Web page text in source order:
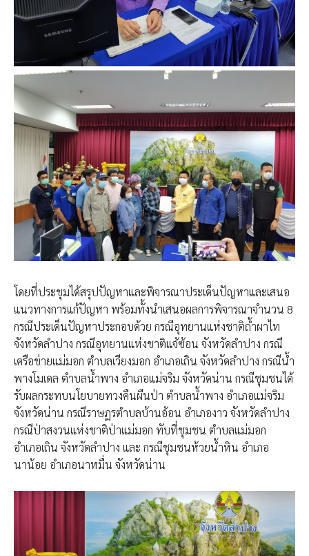
โดย​ที่ประชุม​ได้สรุปปัญหาและพิจารณาประเด็นปัญหาและเสนอ
แนวทางการแก้ปัญหา พร้อมทั้งนำเสนอผลการพิจารณาจำนวน 8
กรณีประเด็นปัญหาประกอบด้วย กรณีอุทยานแห่งชาติถ้ำผาไท
จังหวัดลำปาง กรณีอุทยานแห่งชาติแจ้ซ้อน จังหวัดลำปาง กรณี
เครือข่ายแม่มอก ตำบลเวียงมอก อำเภอเถิน จังหวัดลำปาง กรณีน้ำ
พางโมเดล ตำบลน้ำพาง อำเภอแม่จริม จังหวัดน่าน กรณีชุมชนได้
รับผลกระทบนโยบายทวงคืนผืนป่า ตำบลน้ำพาง อำเภอแม่จริม
จังหวัดน่าน กรณีราษฏรตำบลบ้านอ้อน อำเภองาว จังหวัดลำปาง
กรณีป่าสงวนแห่งชาติป่าแม่มอก ทับที่ชุมชน ตำบลแม่มอก
อำเภอเถิน จังหวัดลำปาง และ กรณีชุมชนห้วยน้ำหิน อำเภอ
นาน้อย อำเภอนาหมื่น จังหวัดน่าน